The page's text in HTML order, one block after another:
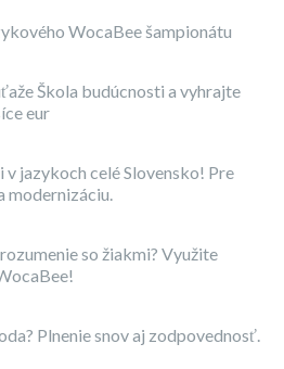
WocaBee šampionátu
Škola budúcnosti a vyhrajte
eur
jazykoch celé Slovensko! Pre
modernizáciu.
so žiakmi? Využite
Plnenie snov aj zodpovednosť.